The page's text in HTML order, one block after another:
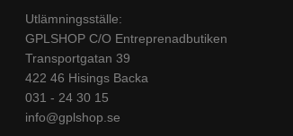
Utlämningsställe:
GPLSHOP C/O Entreprenadbutiken
Transportgatan 39
422 46 Hisings Backa
031 - 24 30 15
info@gplshop.se